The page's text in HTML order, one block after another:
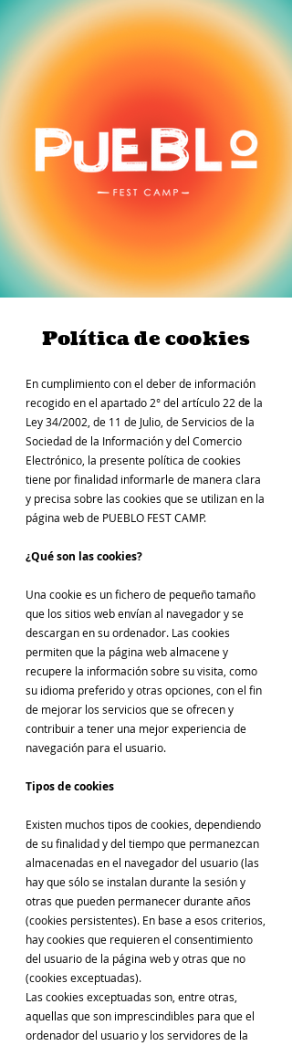
Política de cookies
En cumplimiento con el deber de información
recogido en el apartado 2° del artículo 22 de la
Ley 34/2002, de 11 de Julio, de Servicios de la
Sociedad de la Información y del Comercio
Electrónico, la presente política de cookies
tiene por finalidad informarle de manera clara
y precisa sobre las cookies que se utilizan en la
página web de PUEBLO FEST CAMP.
¿Qué son las cookies?
Una cookie es un fichero de pequeño tamaño
que los sitios web envían al navegador y se
descargan en su ordenador. Las cookies
permiten que la página web almacene y
recupere la información sobre su visita, como
su idioma preferido y otras opciones, con el fin
de mejorar los servicios que se ofrecen y
contribuir a tener una mejor experiencia de
navegación para el usuario.
Tipos de cookies
Existen muchos tipos de cookies, dependiendo
de su finalidad y del tiempo que permanezcan
almacenadas en el navegador del usuario (las
hay que sólo se instalan durante la sesión y
otras que pueden permanecer durante años
(cookies persistentes). En base a esos criterios,
hay cookies que requieren el consentimiento
del usuario de la página web y otras que no
(cookies exceptuadas).
Las cookies exceptuadas son, entre otras,
aquellas que son imprescindibles para que el
ordenador del usuario y los servidores de la